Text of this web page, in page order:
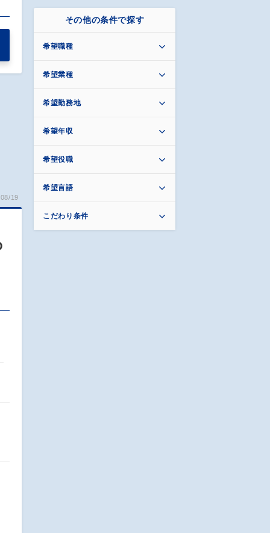
19
その他の条件で探す
希望職種
希望業種
希望勤務地
希望年収
希望役職
希望言語
こだわり条件